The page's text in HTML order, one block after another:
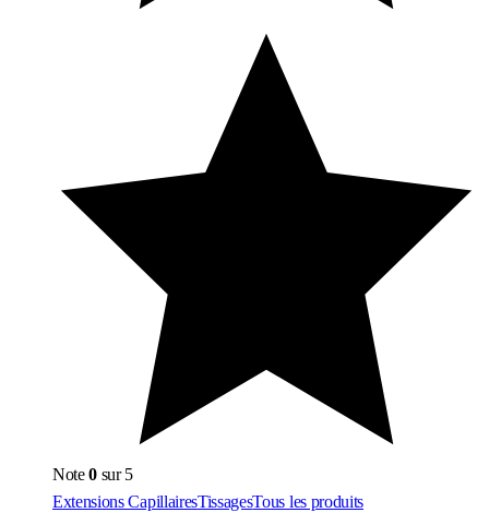
Note0 sur 5
Extensions CapillairesTissagesTous les produits